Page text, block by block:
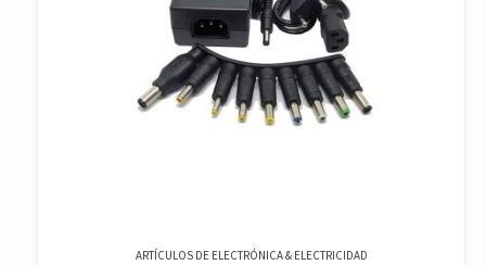
ARTÍCULOS DE ELECTRÓNICA & ELECTRICIDAD